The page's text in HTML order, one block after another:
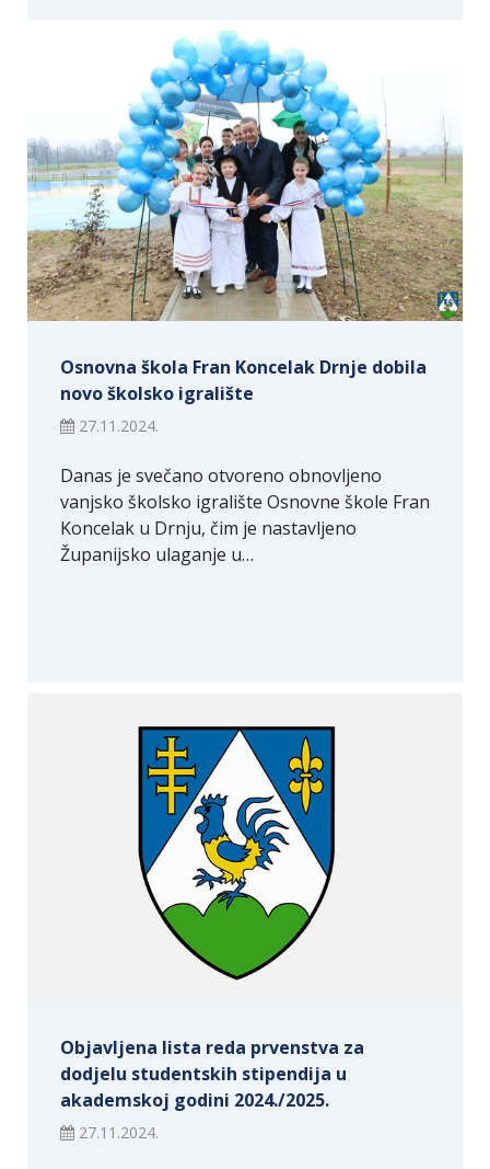
Osnovna škola Fran Koncelak Drnje dobila
novo školsko igralište
27.11.2024.
Danas je svečano otvoreno obnovljeno
vanjsko školsko igralište Osnovne škole Fran
Koncelak u Drnju, čim je nastavljeno
Županijsko ulaganje u…
Objavljena lista reda prvenstva za
dodjelu studentskih stipendija u
akademskoj godini 2024./2025.
27.11.2024.